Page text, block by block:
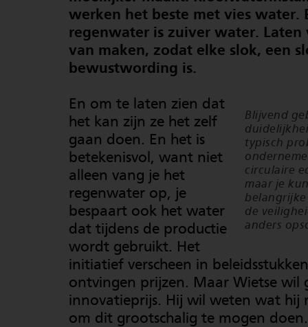
werken het beste met vies water.
regenwater is zuiver water. Laten
van maken, zodat elke slok, een
bewustwording is.
Blijvend
typisch
circulaire
maar je
de
anders
En om te laten zien dat
het kan zijn ze het zelf
gaan doen. En het is
betekenisvol, want niet
alleen vang je het
regenwater op, je
bespaart ook het water
dat tijdens de productie
wordt gebruikt. Het
initiatief verscheen in
ontvingen prijzen. Maar Wietse wil
innovatieprijs. Hij wil weten wat hij
om dit grootschalig te mogen doen.